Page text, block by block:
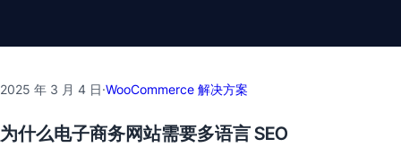
2025 年 3 月 4 日·WooCommerce 解决方案
为什么电子商务网站需要多语言 SEO